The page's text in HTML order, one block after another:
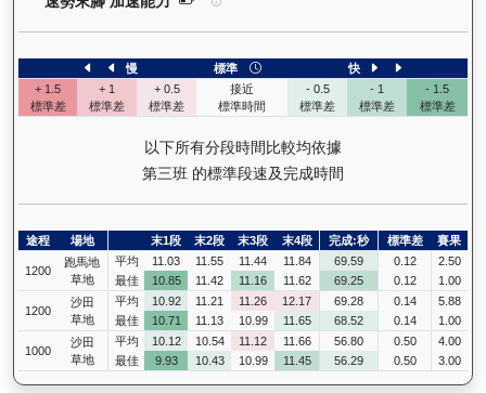
慢 標準
快
+ 1.5
標準差
+ 1
標準差
+ 0.5
標準差
接近
標準時間
- 0.5
標準差
- 1
標準差
- 1.5
標準差
以下所有分段時間比較均依據
第三班 的標準段速及完成時間
途程 場地 末1段 末2段 末3段 末4段 完成:秒 標準差 賽果
1200
跑馬地
草地
平均 11.03 11.55 11.44 11.84 69.59 0.12
2.50
最佳
10.85 11.42 11.16 11.62 69.25 0.12 1.00
1200
沙田
草地
平均 10.92 11.21 11.26 12.17 69.28 0.14
5.88
最佳
10.71 11.13 10.99 11.65 68.52 0.14 1.00
1000
沙田
草地
平均 10.12 10.54 11.12 11.66 56.80 0.50
4.00
最佳
9.93 10.43 10.99 11.45 56.29 0.50 3.00